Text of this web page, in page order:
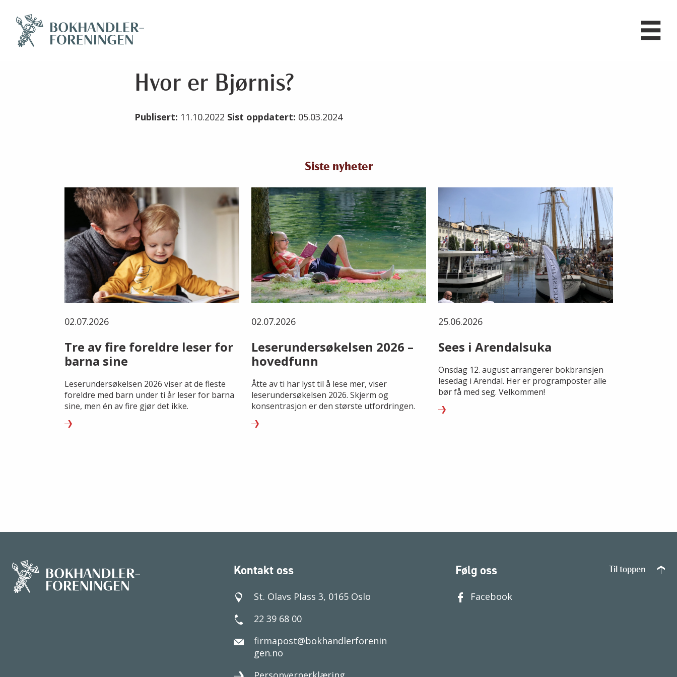
Hvor er Bjørnis?
Publisert: 11.10.2022 Sist oppdatert: 05.03.2024
Siste nyheter
02.07.2026
Tre av fire foreldre leser for
barna sine
Leserundersøkelsen 2026 viser at de fleste
foreldre med barn under ti år leser for barna
sine, men én av fire gjør det ikke.
02.07.2026
Leserundersøkelsen 2026 –
hovedfunn
Åtte av ti har lyst til å lese mer, viser
leserundersøkelsen 2026. Skjerm og
konsentrasjon er den største utfordringen.
25.06.2026
Sees i Arendalsuka
Onsdag 12. august arrangerer bokbransjen
lesedag i Arendal. Her er programposter alle
bør få med seg. Velkommen!
Kontakt oss
St. Olavs Plass 3, 0165 Oslo
22 39 68 00
firmapost@bokhandlerforenin
gen.no
Følg oss
Facebook
Til toppen